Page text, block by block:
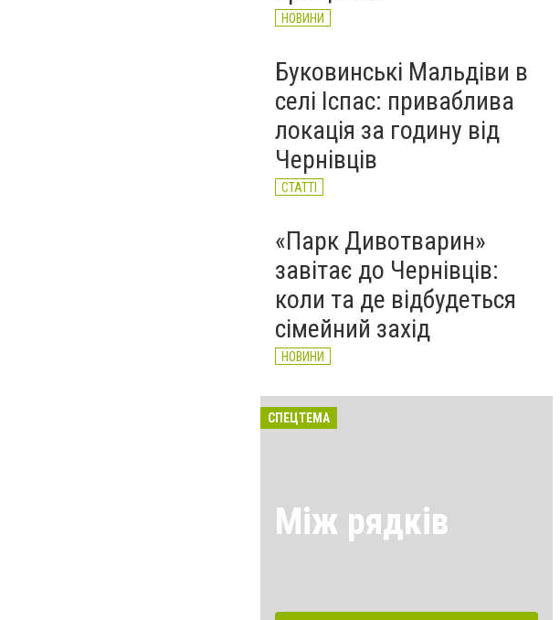
НОВИНИ
Буковинські Мальдіви в
селі Іспас: приваблива
локація за годину від
Чернівців
СТАТТІ
«Парк Дивотварин»
завітає до Чернівців:
коли та де відбудеться
сімейний захід
НОВИНИ
СПЕЦТЕМА
Між рядків